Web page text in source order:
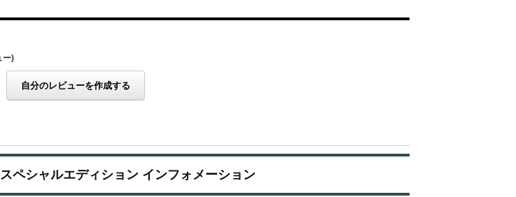
ー)
自分のレビューを作成する
ペシャルエディション インフォメーション